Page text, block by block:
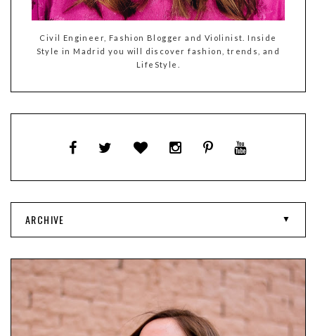
Civil Engineer, Fashion Blogger and Violinist. Inside
Style in Madrid you will discover fashion, trends, and
LifeStyle.
ARCHIVE